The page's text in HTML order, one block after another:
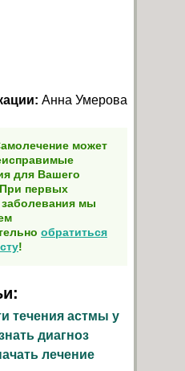
Анна Умерова
может
для Вашего
первых
мы
обратиться
!
течения астмы у
диагноз
лечение